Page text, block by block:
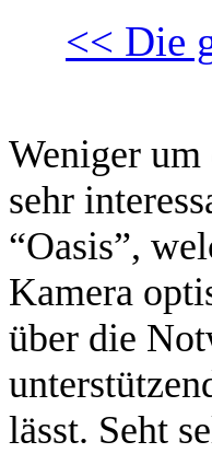
<< Die
Weniger
sehr
“Oasis”,
Kamera
über die
lässt. Seht